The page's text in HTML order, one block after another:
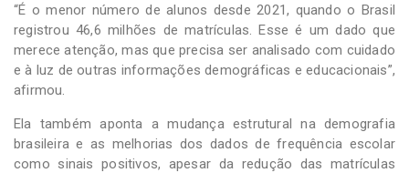
“É o menor número de alunos desde 2021, quando o Brasil
registrou 46,6 milhões de matrículas. Esse é um dado que
merece atenção, mas que precisa ser analisado com cuidado
e à luz de outras informações demográficas e educacionais”,
afirmou.
Ela também aponta a mudança estrutural na demografia
brasileira e as melhorias dos dados de frequência escolar
como sinais positivos, apesar da redução das matrículas